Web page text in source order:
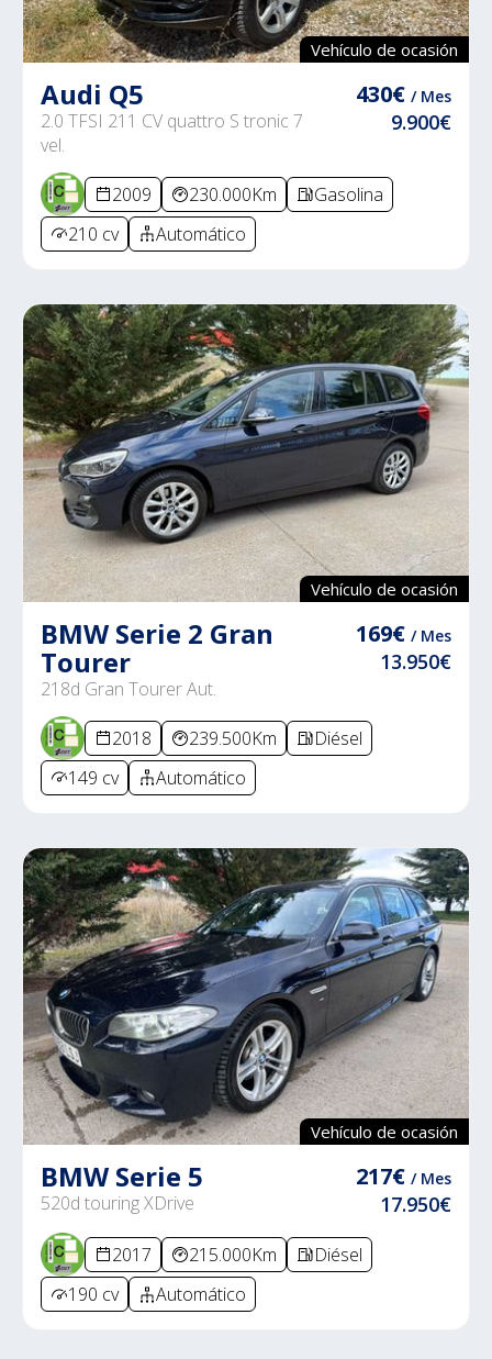
Vehículo de ocasión
Audi Q5
2.0 TFSI 211 CV quattro S tronic 7
vel.
430€ / Mes
9.900€
2009 230.000Km
Gasolina
210 cv
Automático
Vehículo de ocasión
BMW Serie 2 Gran
Tourer
218d Gran Tourer Aut.
169€ / Mes
13.950€
2018 239.500Km
Diésel
149 cv
Automático
Vehículo de ocasión
BMW Serie 5
520d touring XDrive
217€ / Mes
17.950€
2017 215.000Km
Diésel
190 cv
Automático